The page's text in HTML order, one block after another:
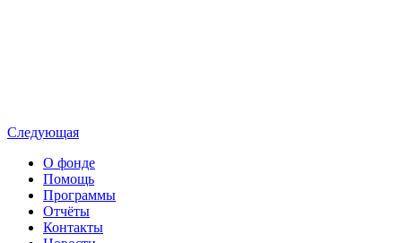
Следующая
О фонде
Помощь
Программы
Отчёты
Контакты